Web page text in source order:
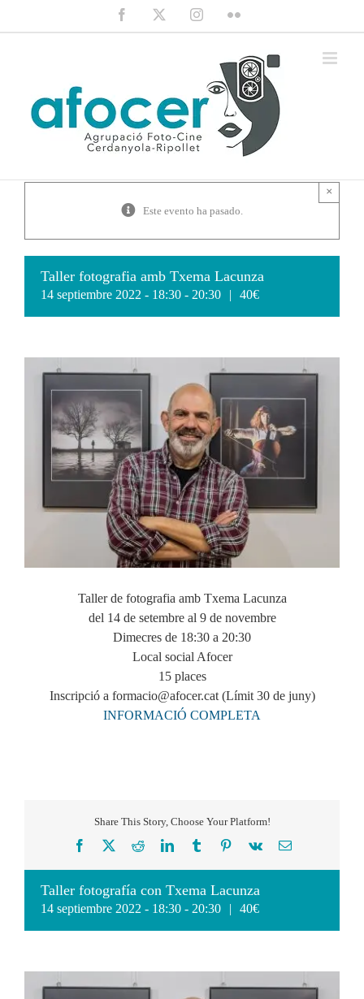
Facebook InstagramFlickr
Este evento ha pasado.
×
Taller fotografia amb Txema Lacunza
14 septiembre 2022 - 18:30 - 20:30 | 40€
Taller de fotografia amb Txema Lacunza
del 14 de setembre al 9 de novembre
Dimecres de 18:30 a 20:30
Local social Afocer
15 places
Inscripció a formacio@afocer.cat (Límit 30 de juny)
INFORMACIÓ COMPLETA
Share This Story, Choose Your Platform!
Facebook
X RedditLinkedInTumblrPinterest
Vk
Correo
Taller fotografía con Txema Lacunza
14 septiembre 2022 - 18:30 - 20:30 | 40€